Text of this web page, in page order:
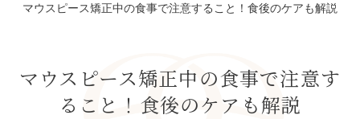
マウスピース矯正中の食事で注意すること！食後のケアも解説
マウスピース矯正中の食事で注意す
ること！食後のケアも解説